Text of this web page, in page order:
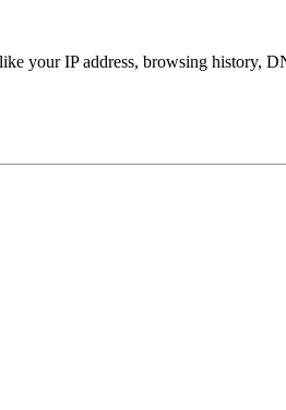
your IP address, browsing history,